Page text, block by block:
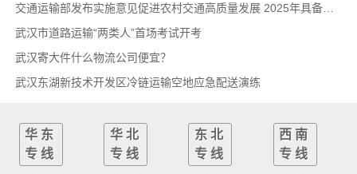
交通运输部发布实施意见促进农村交通高质量发展 2025年具备条件建制村基本通物流快递
武汉市道路运输“两类人”首场考试开考
武汉寄大件什么物流公司便宜？
武汉东湖新技术开发区冷链运输空地应急配送演练
华东
专线
华北
专线
东北
专线
西南
专线